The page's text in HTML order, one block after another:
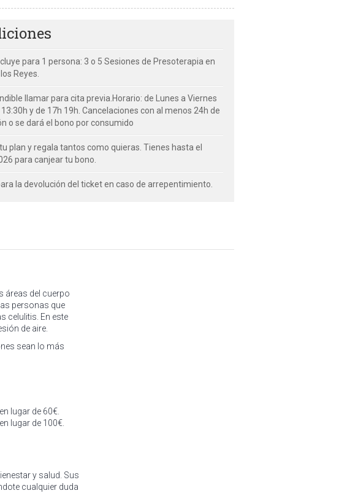
para 1 persona: 3 o 5 Sesiones de Presoterapia en
Reyes.
llamar para cita previa.Horario: de Lunes a Viernes
y de 17h 19h. Cancelaciones con al menos 24h de
o se dará el bono por consumido
plan y regala tantos como quieras. Tienes hasta el
para canjear tu bono.
la devolución del ticket en caso de arrepentimiento.
áreas del cuerpo
personas que
celulitis. En este
de aire.
sean lo más
lugar de 60€.
lugar de 100€.
y salud. Sus
cualquier duda